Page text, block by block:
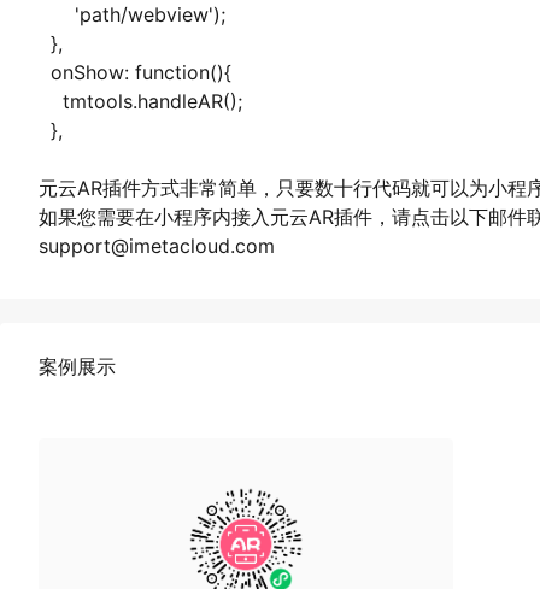
'path/webview');
},
onShow: function(){
tmtools.handleAR();
},
元云AR插件方式非常简单，只要数十行代码就可以为小程
如果您需要在小程序内接入元云AR插件，请点击以下邮件
support@imetacloud.com
案例展示